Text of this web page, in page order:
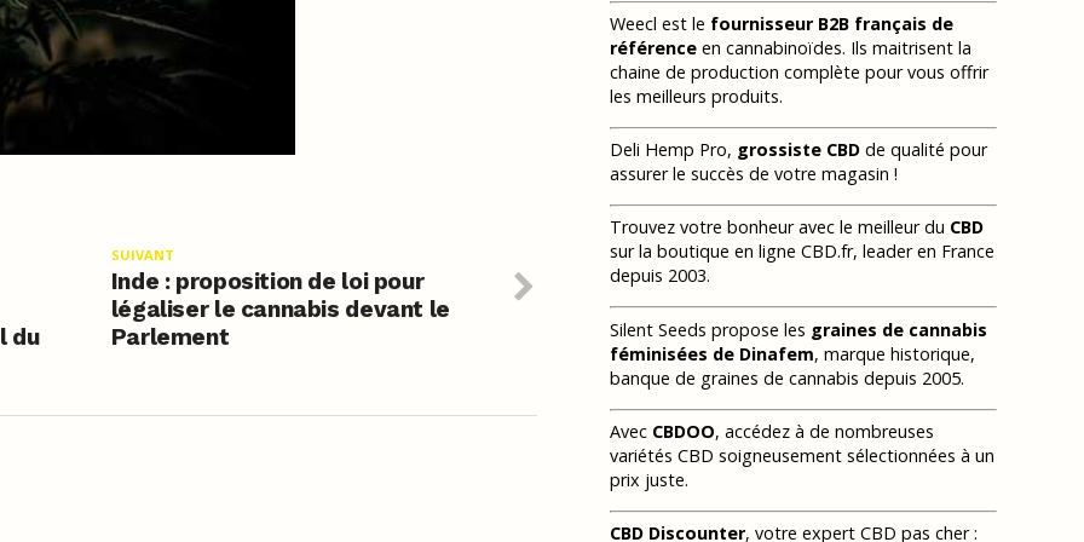
SUIVANT
Inde : proposition de loi pour
légaliser le cannabis devant le
Parlement
du
Weecl est le fournisseur B2B français de
référence en cannabinoïdes. Ils maitrisent la
chaine de production complète pour vous offrir
les meilleurs produits.
Deli Hemp Pro, grossiste CBD de qualité pour
assurer le succès de votre magasin !
Trouvez votre bonheur avec le meilleur du CBD
sur la boutique en ligne CBD.fr, leader en France
depuis 2003.
Silent Seeds propose les graines de cannabis
féminisées de Dinafem, marque historique,
banque de graines de cannabis depuis 2005.
Avec CBDOO, accédez à de nombreuses
variétés CBD soigneusement sélectionnées à un
prix juste.
CBD Discounter, votre expert CBD pas cher :